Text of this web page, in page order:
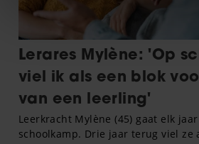
We gebruiken cookies om content
personaliseren, om functies voor
en om ons websiteverkeer te
informatie over uw gebruik van onze
partners voor social media,
partners kunnen deze gegevens
informatie die u aan ze heeft